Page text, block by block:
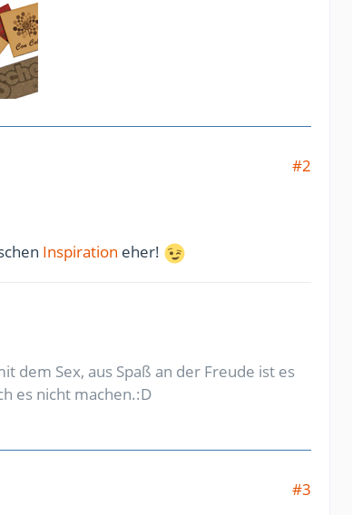
#2
Inspiration eher!
dem Sex, aus Spaß an der Freude ist es
es nicht machen.:D
#3